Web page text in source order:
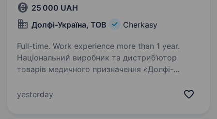
25 000 UAH
Долфі-Україна, ТОВ
Cherkasy
Full-time. Work experience more than 1 year.
Національний виробник та дистриб’ютор
товарів медичного призначення «Долфі-
експедитора на авто компанії. Вимоги
yesterday